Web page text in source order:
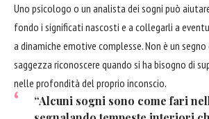
Uno psicologo o un analista dei sogni può
fondo i significati nascosti e a collegarli a
a dinamiche emotive complesse. Non è un
saggezza riconoscere quando si ha bisogno di
nelle profondità del proprio inconscio.
“Alcuni sogni sono come fari